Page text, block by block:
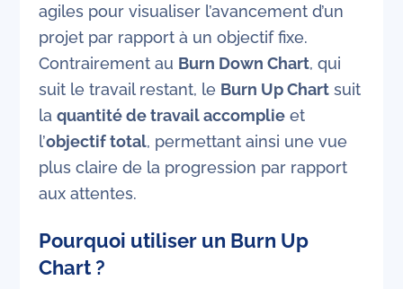
agiles pour visualiser l’avancement d’un
projet par rapport à un objectif fixe.
Contrairement au Burn Down Chart, qui
suit le travail restant, le Burn Up Chartsuit
la quantité de travail accomplieet
l’objectif total, permettant ainsi une vue
plus claire de la progression par rapport
aux attentes.
Pourquoi utiliser un Burn Up
Chart ?